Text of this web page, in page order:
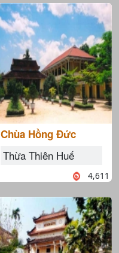
Chùa Hồng Đức
Thừa Thiên Huế
4,611